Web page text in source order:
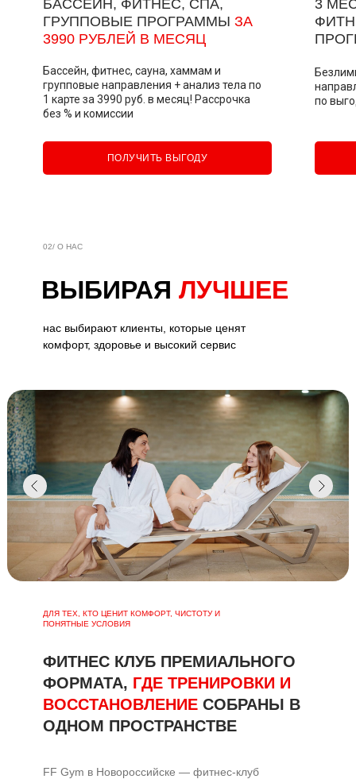
3
по
БАССЕЙН, ФИТНЕС, СПА,
ГРУППОВЫЕ ПРОГРАММЫ ЗА
3990 РУБЛЕЙ В МЕСЯЦ
Бассейн, фитнес, сауна, хаммам и
групповые направления + анализ тела по
1 карте за 3990 руб. в месяц! Рассрочка
без % и комиссии
ПОЛУЧИТЬ ВЫГОДУ
ВЫБИРАЯ ЛУЧШЕЕ
02/ О НАС
нас выбирают клиенты, которые ценят
комфорт, здоровье и высокий сервис
ДЛЯ ТЕХ, КТО ЦЕНИТ КОМФОРТ, ЧИСТОТУ И
ПОНЯТНЫЕ УСЛОВИЯ
ФИТНЕС КЛУБ ПРЕМИАЛЬНОГО
ФОРМАТА, ГДЕ ТРЕНИРОВКИ И
ВОССТАНОВЛЕНИЕ СОБРАНЫ В
ОДНОМ ПРОСТРАНСТВЕ
FF Gym в Новороссийске — фитнес-клуб
Я даю согласие наобработку своих
и соглашаюсь
с политикой конфиденциальности
Записаться
Телефон:
Я даю согласие наобработку своих
персональных данныхи соглашаюсь
с политикой конфиденциальности
Записаться
Телефон:
+7
Я даю согласие наобработку своих
персональных данныхи соглашаюсь
с политикой конфиденциальности